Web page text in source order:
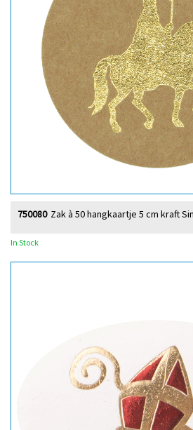
Zak à 50 hangkaartje 5 cm kraft
750080
In Stock